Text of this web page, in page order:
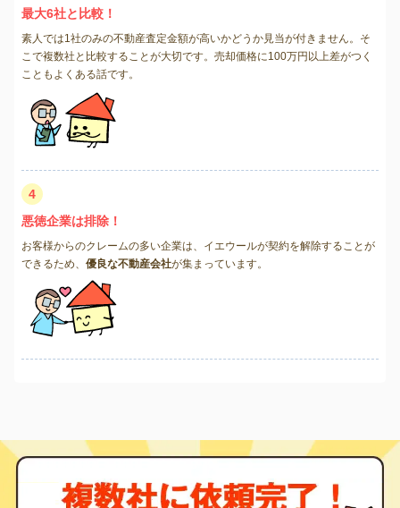
最大6社と比較！
素人では1社のみの不動産査定金額が高いかどうか見当が付きません。そ
こで複数社と比較することが大切です。売却価格に100万円以上差がつく
こともよくある話です。
4
悪徳企業は排除！
お客様からのクレームの多い企業は、イエウールが契約を解除することが
できるため、 優良な不動産会社が集まっています。